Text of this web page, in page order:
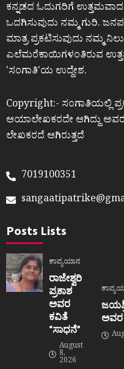
ಕನ್ನಡದ ಓದುಗರಿಗೆ ಉತ್ತಮವಾದ
ಒದಗಿಸುವುದು ನಮ್ಮ ಗುರಿ.
ಮಾತ್ರ ಪ್ರಕಟಿಸುವುದು ನಮ್ಮ
ಎಲೆಮರೆಕಾಯಿಗಳಂತಿರುವ
ʼಸಂಗಾತಿʼಯ ಉದ್ದೇಶ.
Copyright:- ಸಂಗಾತಿಯಲ್ಲಿ
ಆಯಾಲೇಖಕರದೇ ಆಗಿದ್ದು
ಲೇಖಕರದೆ ಆಗಿರುತ್ತದೆ
7019100351
Posts Lists
ಕಾವ್ಯಯಾನ
ರಾಜೇಶ್ವರಿ
ಪ್ರಕಾಶ
ಅವರ
ಕವಿತೆ
“ಸಾಧನೆ”
August
8,
2026